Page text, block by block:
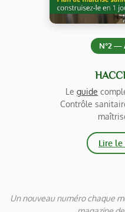
N°2 —
Le guide
Contrôle
Lire
Un nouveau numéro chaque